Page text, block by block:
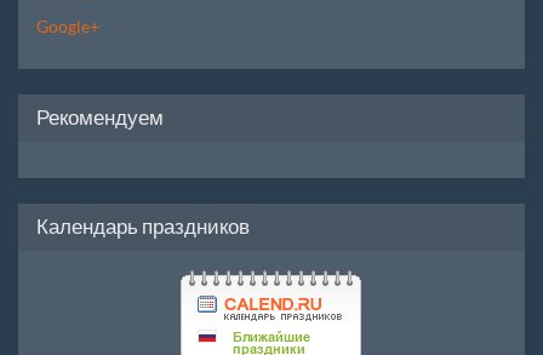
Google+
Рекомендуем
Календарь праздников